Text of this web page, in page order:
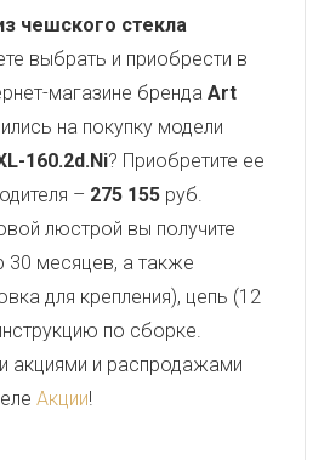
чешского стекла
выбрать и приобрести в
магазине бренда Art
на покупку модели
160.2d.Ni? Приобретите ее
– 275 155 руб.
люстрой вы получите
30 месяцев, а также
для крепления), цепь (12
по сборке.
акциями и распродажами
Акции!